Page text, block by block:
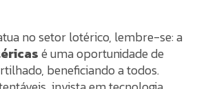
no setor lotérico, lembre-se: a
é uma oportunidade de
beneficiando a todos.